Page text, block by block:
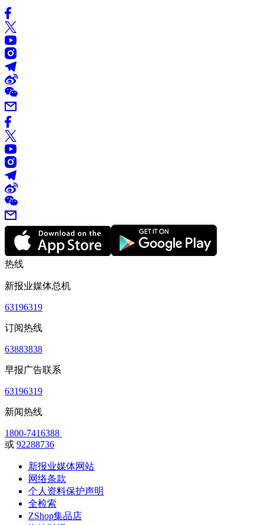
热线
新报业媒体总机
63196319
订阅热线
63883838
早报广告联系
63196319
新闻热线
1800-7416388
或 92288736
新报业媒体网站
网络条款
个人资料保护声明
全检索
ZShop集品店